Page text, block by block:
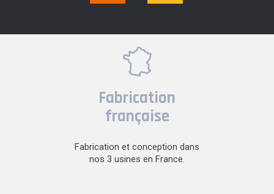
Fabrication
française
Fabrication et conception dans
nos 3 usines en France.